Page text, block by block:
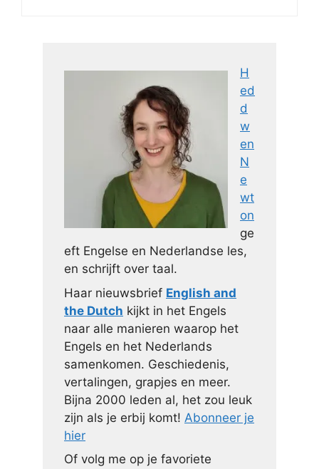
H
ed
d
w
en
N
e
wt
on
ge
eft Engelse en Nederlandse les,
en schrijft over taal.
Haar nieuwsbrief English and
the Dutch kijkt in het Engels
naar alle manieren waarop het
Engels en het Nederlands
samenkomen. Geschiedenis,
vertalingen, grapjes en meer.
Bijna 2000 leden al, het zou leuk
zijn als je erbij komt! Abonneer je
hier
Of volg me op je favoriete